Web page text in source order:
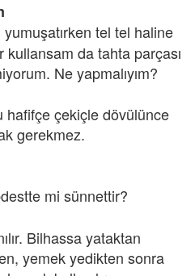
tel tel haline
da tahta parçası
Ne yapmalıyım?
hafifçe çekiçle dövülünce
gerekmez.
mi sünnettir?
Bilhassa yataktan
yemek yedikten sonra